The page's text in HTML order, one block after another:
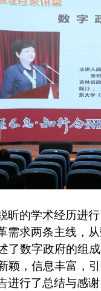
的学术经历进行
需求两条主线，
了数字政府的组
，信息丰富，
进行了总结与感